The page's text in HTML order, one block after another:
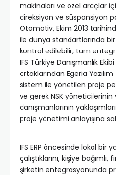
makinaları ve özel araçlar
direksiyon ve süspansiyon
Otomotiv, Ekim 2013
ile dünya standartlarında
kontrol edilebilir, tam
IFS Türkiye Danışmanlık
ortaklarından Egeria
sistem ile yönetilen proje
ve gerek NSK yöneticilerinin
danışmanlarının
proje yönetimi anlayışına
IFS ERP öncesinde lokal bir
çalıştıklarını, kişiye
şirketin entegrasyonunda